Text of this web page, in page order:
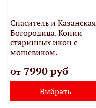
Спаситель и Казанская
Богородица. Копии
старинных икон с
мощевиком.
От7990 руб
Выбрать